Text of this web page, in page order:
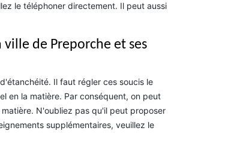
le téléphoner directement. Il peut aussi
de Preporche et ses
Il faut régler ces soucis le
en la matière. Par conséquent, on peut
N'oubliez pas qu'il peut proposer
supplémentaires, veuillez le